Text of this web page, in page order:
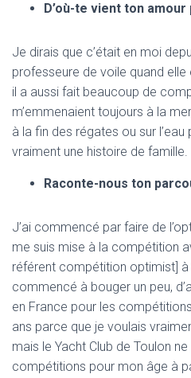
D’où-te vient ton amour
Je dirais que c’était en moi
professeure de voile quand elle
il a aussi fait beaucoup de
m’emmenaient toujours à la
à la fin des régates ou sur l’eau
vraiment une histoire de famille.
Raconte-nous ton
J’ai commencé par faire de
me suis mise à la compétition
référent compétition optimist] à
commencé à bouger un peu,
en France pour les
ans parce que je voulais
mais le Yacht Club de Toulon
compétitions pour mon âge à